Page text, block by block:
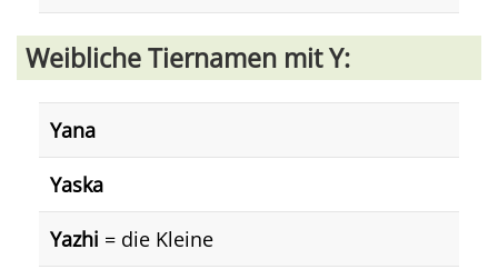
Weibliche Tiernamen mit Y:
Yana
Yaska
Yazhi = die Kleine